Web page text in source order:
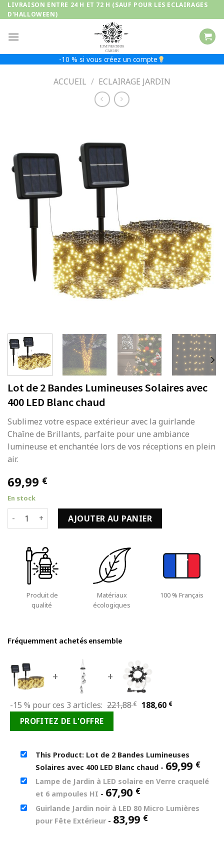
Passer
au
LIVRAISON ENTRE 24 H ET 72 H (SAUF POUR LES ECLAIRAGES
D'HALLOWEEN)
-10 % si vous créez un compte
ACCUEIL / ECLAIRAGE JARDIN
Lot de 2 Bandes Lumineuses Solaires avec
400 LED Blanc chaud
Sublimez votre espace extérieur avec la guirlande
Chaîne de Brillants, parfaite pour une ambiance
lumineuse et enchantée lors de vos réceptions en plein
air.
69,99 €
En stock
quantité de Lot de 2 Bandes Lumineuses Solaires avec 400
AJOUTER AU PANIER
Produit de
qualité
Matériaux
écologiques
100 % Français
Fréquemment achetés ensemble
+ +
-15 % pour ces 3 articles: 221,88€
Le
221,88 €.
188,60 €Le
188,60 €.
PROFITEZ DE L'OFFRE
This Product: Lot de 2 Bandes Lumineuses
Solaires avec 400 LED Blanc chaud - 69,99 €
Lampe de Jardin à LED solaire en Verre craquelé
et 6 ampoules HI - 67,90 €
Guirlande Jardin noir à LED 80 Micro Lumières
pour Fête Extérieur - 83,99 €